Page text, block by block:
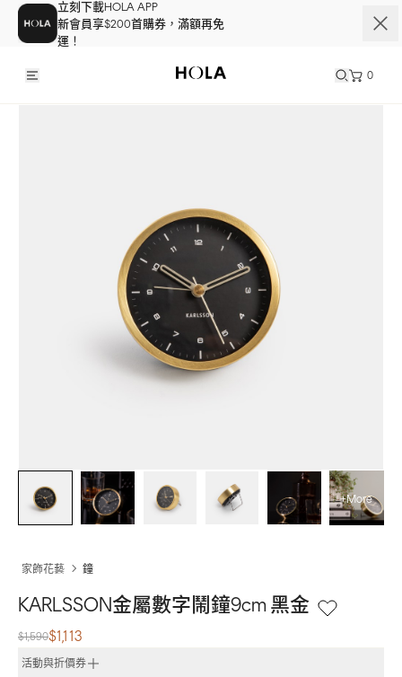
立刻下載HOLA APP
新會員享$200首購券，滿額再免
運！
0
+More
家飾花藝 鐘
KARLSSON金屬數字鬧鐘9cm 黑金
$1,590$1,113
活動與折價券